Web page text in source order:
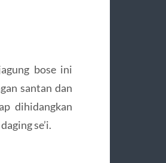
bose ini
santan dan
dihidangkan
se’i.